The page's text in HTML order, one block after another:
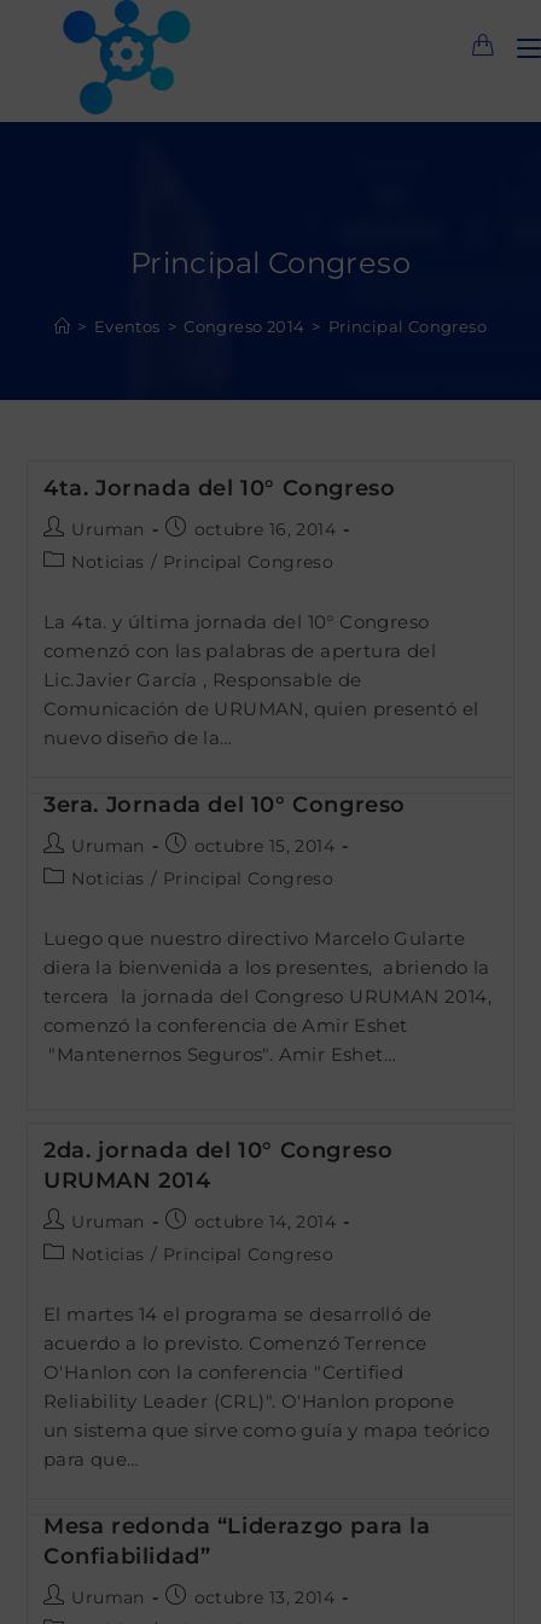
Principal Congreso
> Eventos > Congreso 2014 > Principal Congreso
4ta. Jornada del 10° Congreso
Autor
de
Uruman
Publicación
de
octubre 16, 2014
Categoría
entrada:
Noticias / Principal Congreso
La 4ta. y última jornada del 10° Congreso
comenzó con las palabras de apertura del
Lic.Javier García , Responsable de
Comunicación de URUMAN, quien presentó el
nuevo diseño de la…
3era. Jornada del 10° Congreso
Autor
de
Uruman
Publicación
de
octubre 15, 2014
Categoría
entrada:
Noticias / Principal Congreso
Luego que nuestro directivo Marcelo Gularte
diera la bienvenida a los presentes, abriendo la
tercera la jornada del Congreso URUMAN 2014,
comenzó la conferencia de Amir Eshet
"Mantenernos Seguros". Amir Eshet…
2da. jornada del 10° Congreso
URUMAN 2014
Autor
de
Uruman
Publicación
de
octubre 14, 2014
Categoría
la
entrada:
Noticias / Principal Congreso
El martes 14 el programa se desarrolló de
acuerdo a lo previsto. Comenzó Terrence
O'Hanlon con la conferencia "Certified
Reliability Leader (CRL)". O'Hanlon propone
un sistema que sirve como guía y mapa teórico
para que…
Mesa redonda “Liderazgo para la
Confiabilidad”
AutorUruman
Publicación
octubre 13, 2014